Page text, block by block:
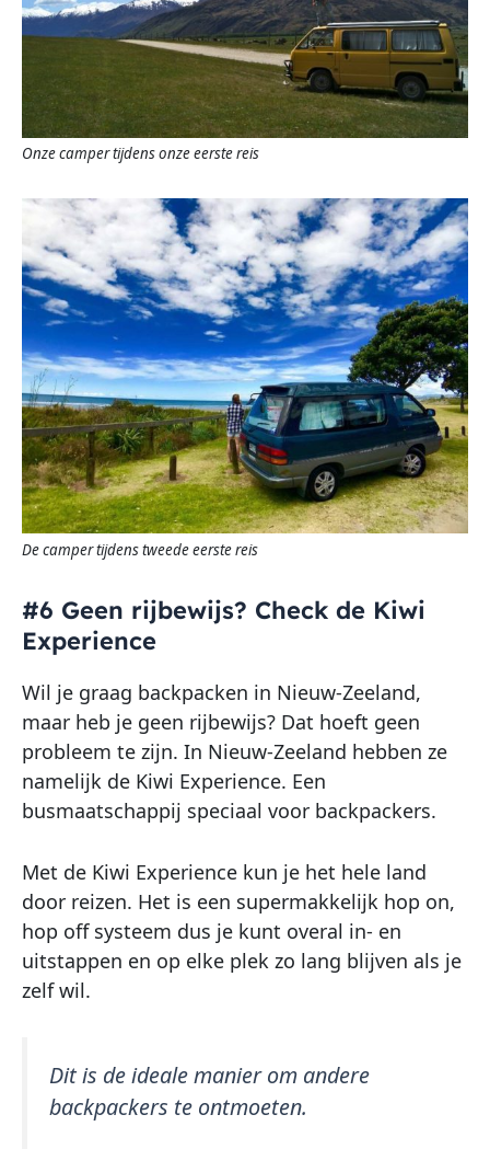
Onze camper tijdens onze eerste reis
De camper tijdens tweede eerste reis
#6 Geen rijbewijs? Check de Kiwi
Experience
Wil je graag backpacken in Nieuw-Zeeland,
maar heb je geen rijbewijs? Dat hoeft geen
probleem te zijn. In Nieuw-Zeeland hebben ze
namelijk de Kiwi Experience. Een
busmaatschappij speciaal voor backpackers.
Met de Kiwi Experience kun je het hele land
door reizen. Het is een supermakkelijk hop on,
hop off systeem dus je kunt overal in- en
uitstappen en op elke plek zo lang blijven als je
zelf wil.
Dit is de ideale manier om andere
backpackers te ontmoeten.